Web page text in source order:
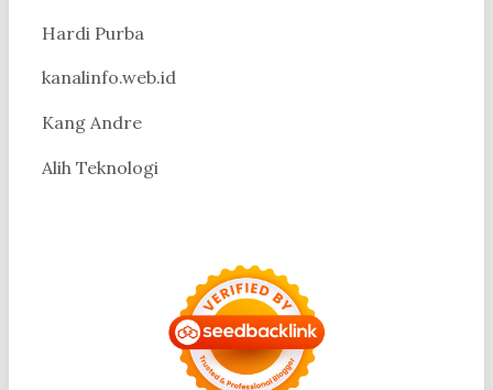
Hardi Purba
kanalinfo.web.id
Kang Andre
Alih Teknologi